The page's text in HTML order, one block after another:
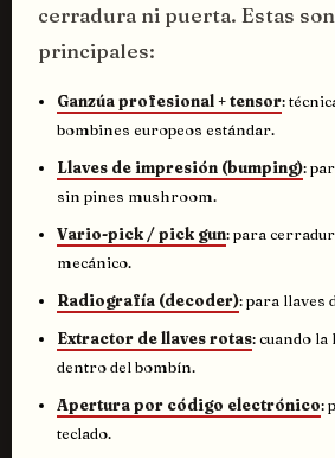
cerradura ni puerta. Estas
principales:
Ganzúa profesional + tensor:
bombines europeos estándar.
Llaves de impresión (bumping):
sin pines mushroom.
Vario-pick / pick gun: para
mecánico.
Radiografía (decoder): para llaves
Extractor de llaves rotas: cuando
dentro del bombín.
Apertura por código electrónico:
teclado.